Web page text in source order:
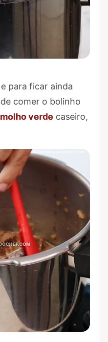
para ficar ainda
comer o bolinho
molho verde caseiro,